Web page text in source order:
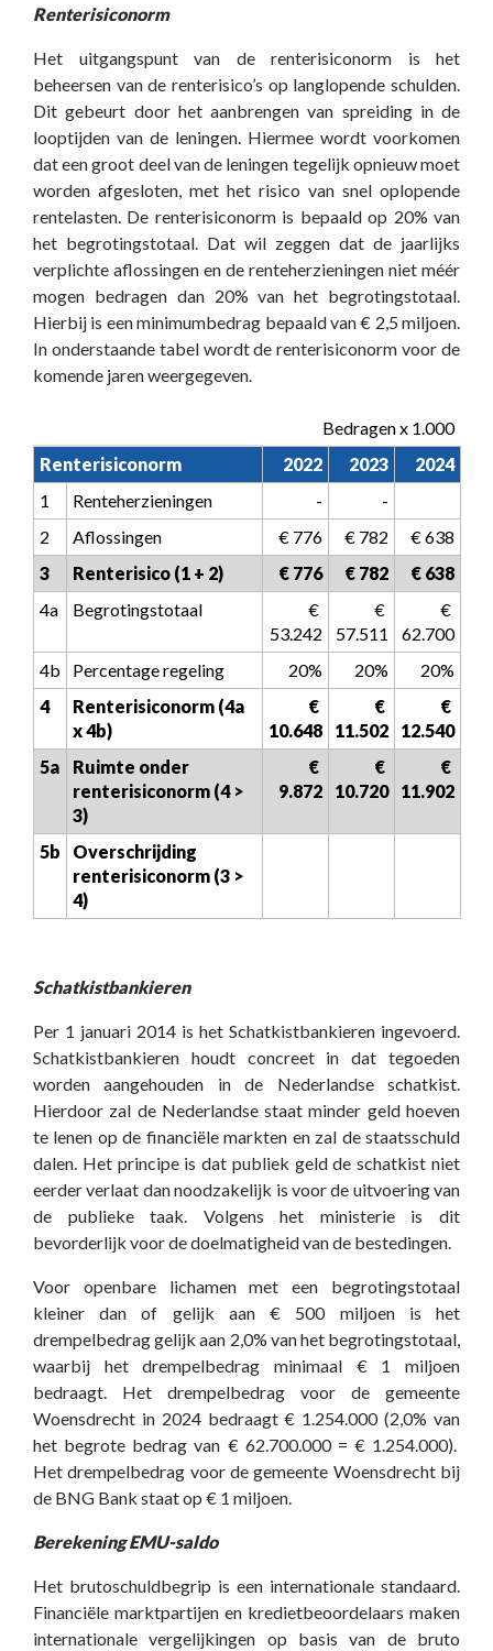
Renterisiconorm
Het uitgangspunt van de renterisiconorm is het
beheersen van de renterisico’s op langlopende schulden.
Dit gebeurt door het aanbrengen van spreiding in de
looptijden van de leningen. Hiermee wordt voorkomen
dat een groot deel van de leningen tegelijk opnieuw moet
worden afgesloten, met het risico van snel oplopende
rentelasten. De renterisiconorm is bepaald op 20% van
het begrotingstotaal. Dat wil zeggen dat de jaarlijks
verplichte aflossingen en de renteherzieningen niet méér
mogen bedragen dan 20% van het begrotingstotaal.
Hierbij is een minimumbedrag bepaald van € 2,5 miljoen.
In onderstaande tabel wordt de renterisiconorm voor de
komende jaren weergegeven.
Bedragen x 1.000
Renterisiconorm
2022 2023
2024
1
Renteherzieningen -
-
2
Aflossingen € 776 € 782
€ 638
3
Renterisico (1 + 2) € 776 € 782
€ 638
4a
Begrotingstotaal
53.242
57.511
62.700
4b
Percentage regeling 20% 20%
20%
4
Renterisiconorm (4a
x 4b)
10.648
11.502
12.540
5a
Ruimte onder
renterisiconorm (4 >
3)
9.872
10.720
11.902
5b
Overschrijding
renterisiconorm (3 >
4)
Schatkistbankieren
Per 1 januari 2014 is het Schatkistbankieren ingevoerd.
Schatkistbankieren houdt concreet in dat tegoeden
worden aangehouden in de Nederlandse schatkist.
Hierdoor zal de Nederlandse staat minder geld hoeven
te lenen op de financiële markten en zal de staatsschuld
dalen. Het principe is dat publiek geld de schatkist niet
eerder verlaat dan noodzakelijk is voor de uitvoering van
de publieke taak. Volgens het ministerie is dit
bevorderlijk voor de doelmatigheid van de bestedingen.
Voor openbare lichamen met een begrotingstotaal
kleiner dan of gelijk aan € 500 miljoen is het
drempelbedrag gelijk aan 2,0% van het begrotingstotaal,
waarbij het drempelbedrag minimaal € 1 miljoen
bedraagt. Het drempelbedrag voor de gemeente
Woensdrecht in 2024 bedraagt € 1.254.000 (2,0% van
het begrote bedrag van € 62.700.000 = € 1.254.000).
Het drempelbedrag voor de gemeente Woensdrecht bij
de BNG Bank staat op € 1 miljoen.
Berekening EMU-saldo
Het brutoschuldbegrip is een internationale standaard.
Financiële marktpartijen en kredietbeoordelaars maken
internationale vergelijkingen op basis van de bruto